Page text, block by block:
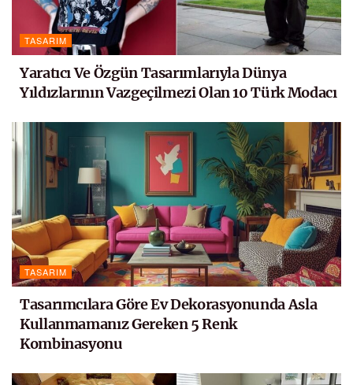
TASARIM
Yaratıcı Ve Özgün Tasarımlarıyla Dünya
Yıldızlarının Vazgeçilmezi Olan 10 Türk Modacı
TASARIM
Tasarımcılara Göre Ev Dekorasyonunda Asla
Kullanmamanız Gereken 5 Renk
Kombinasyonu